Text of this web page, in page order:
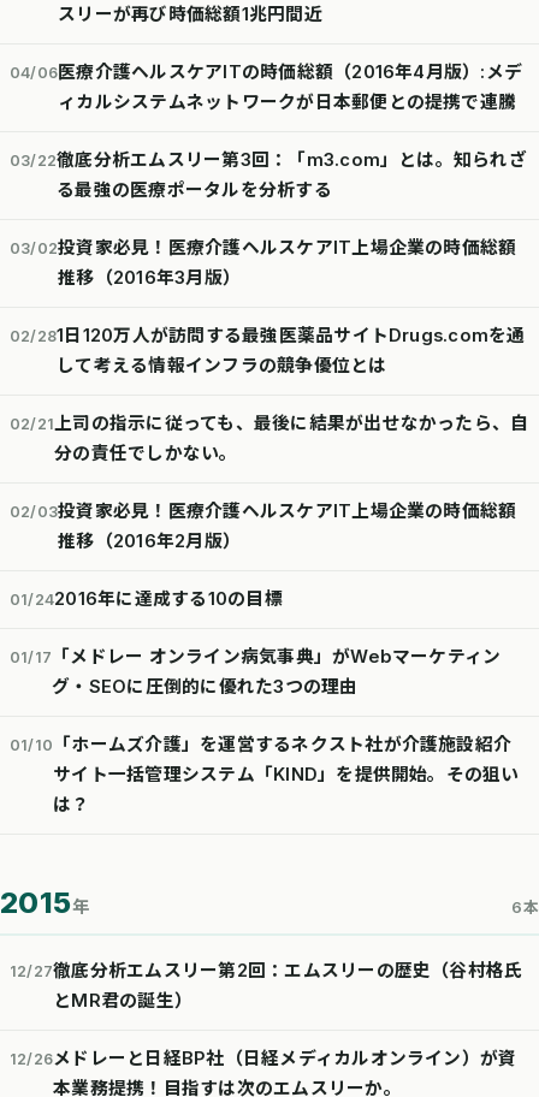
スリーが再び時価総額1兆円間近
04/06医療介護ヘルスケアITの時価総額（2016年4月版）:メデ
ィカルシステムネットワークが日本郵便との提携で連騰
03/22徹底分析エムスリー第3回：「m3.com」とは。知られざ
る最強の医療ポータルを分析する
03/02投資家必見！医療介護ヘルスケアIT上場企業の時価総額
推移（2016年3月版）
02/281日120万人が訪問する最強医薬品サイトDrugs.comを通
して考える情報インフラの競争優位とは
02/21上司の指示に従っても、最後に結果が出せなかったら、自
分の責任でしかない。
02/03投資家必見！医療介護ヘルスケアIT上場企業の時価総額
推移（2016年2月版）
01/242016年に達成する10の目標
01/17
「メドレー オンライン病気事典」がWebマーケティン
グ・SEOに圧倒的に優れた3つの理由
01/10
「ホームズ介護」を運営するネクスト社が介護施設紹介
サイト一括管理システム「KIND」を提供開始。その狙い
は？
2015年 6本
12/27徹底分析エムスリー第2回：エムスリーの歴史（谷村格氏
とMR君の誕生）
12/26メドレーと日経BP社（日経メディカルオンライン）が資
本業務提携！目指すは次のエムスリーか。